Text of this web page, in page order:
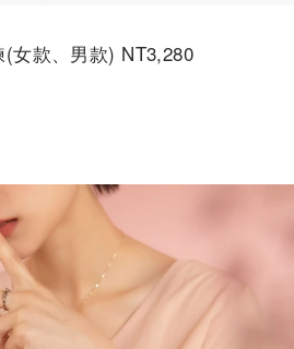
(女款、男款) NT3,280